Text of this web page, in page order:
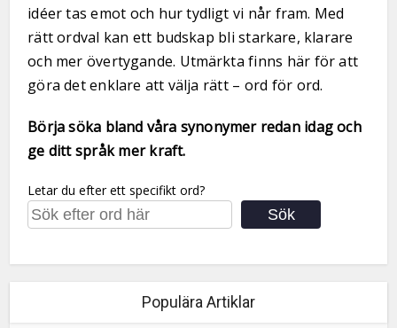
idéer tas emot och hur tydligt vi når fram. Med
rätt ordval kan ett budskap bli starkare, klarare
och mer övertygande. Utmärkta finns här för att
göra det enklare att välja rätt – ord för ord.
Börja söka bland våra synonymer redan idag och
ge ditt språk mer kraft.
Letar du efter ett specifikt ord?
Sök
Populära Artiklar